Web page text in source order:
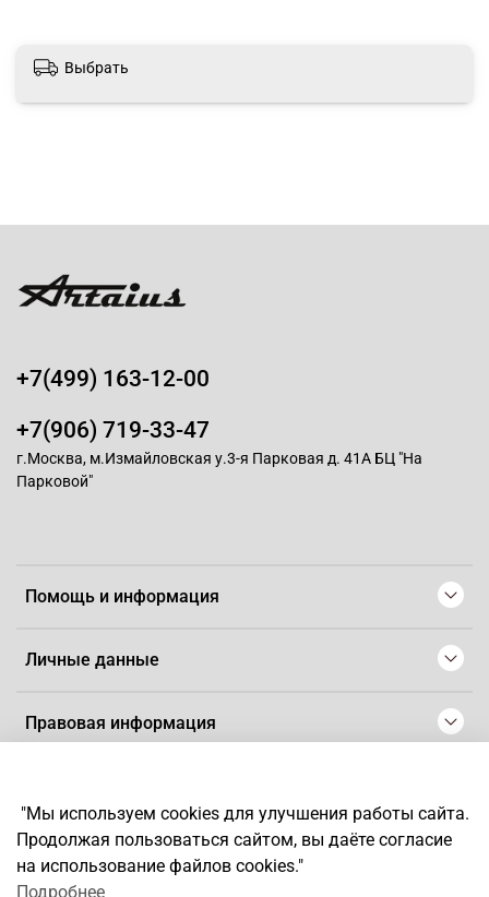
Выбрать
Помощь и информация
Личные данные
Правовая информация
+7(499) 163-12-00
+7(906) 719-33-47
г.Москва, м.Измайловская у.3-я Парковая д. 41А БЦ "На
Парковой"
*Любое использование контента без письменного разрешения
запрещено
"Мы используем cookies для улучшения работы сайта.
Продолжая пользоваться сайтом, вы даёте согласие
на использование файлов cookies."
Подробнее